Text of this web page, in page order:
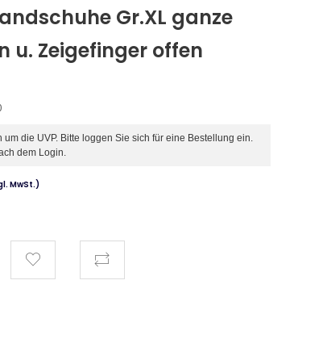
Gr.XL ganze
u. Zeigefinger offen
die UVP. Bitte loggen Sie sich für eine Bestellung ein.
dem Login.
MwSt.)